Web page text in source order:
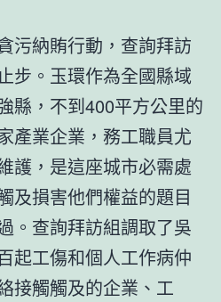
納賄行動，查詢拜訪
步。玉環作為全國縣域
縣，不到400平方公里的
產業企業，務工職員尤
護，是這座城市必需處
及損害他們權益的題目
。查詢拜訪組調取了吳
起工傷和個人工作病仲
接觸觸及的企業、工